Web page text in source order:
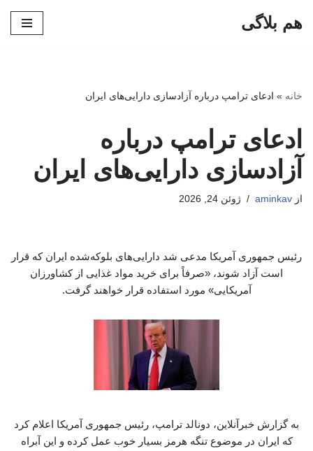
هم بلاگی
خانه » ادعای ترامپ درباره آزادسازی دارایی‌های ایران
ادعای ترامپ درباره
آزادسازی دارایی‌های ایران
از aminkav ژوئن 24, 2026
رئیس جمهوری آمریکا مدعی شد دارایی‌های بلوکه‌شده ایران که قرار
است آزاد شوند، «صرفاً برای خرید مواد غذایی از کشاورزان
آمریکایی» مورد استفاده قرار خواهند گرفت.
به گزارش خبرآنلاین، دونالد ترامپ، رئیس جمهوری آمریکا اعلام کرد
که ایران در موضوع تنگه هرمز بسیار خوب عمل کرده و این آبراه